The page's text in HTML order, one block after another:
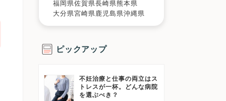
福岡県佐賀県長崎県 熊本県
大分県宮崎県 鹿児島県沖縄県
ピックアップ
不妊治療と仕事の両立はス
トレスが一杯。どんな病院
を選ぶべき？